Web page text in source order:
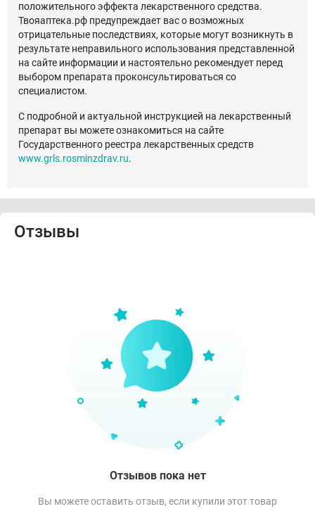
положительного эффекта лекарственного средства.
Твояаптека.рф предупреждает вас о возможных
отрицательные последствиях, которые могут возникнуть в
результате неправильного использования представленной
на сайте информации и настоятельно рекомендует перед
выбором препарата проконсультироваться со
специалистом.
С подробной и актуальной инструкцией на лекарственный
препарат вы можете ознакомиться на сайте
Государственного реестра лекарственных средств
www.grls.rosminzdrav.ru.
Отзывы
Отзывов пока нет
Вы можете оставить отзыв, если купили этот товар